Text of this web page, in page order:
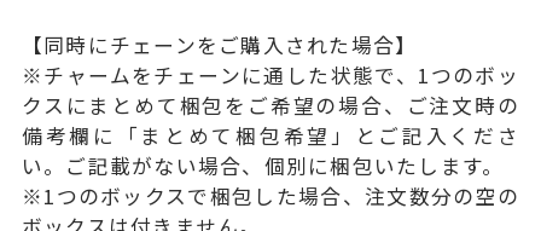
【同時にチェーンをご購入された場合】
※チャームをチェーンに通した状態で、1つのボッ
クスにまとめて梱包をご希望の場合、ご注文時の
備考欄に「まとめて梱包希望」とご記入くださ
い。ご記載がない場合、個別に梱包いたします。
※1つのボックスで梱包した場合、注文数分の空の